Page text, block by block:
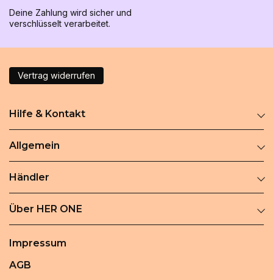
Deine Zahlung wird sicher und
verschlüsselt verarbeitet.
Vertrag widerrufen
Hilfe & Kontakt
Allgemein
Händler
Über HER ONE
Impressum
AGB